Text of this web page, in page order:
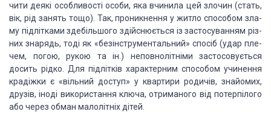
чити деякі особливості особи, яка вчинила цей злочин (стать,
вік, рід занять тощо). Так, проникнення у житло способом зла­
му підлітками здебільшого здійснюється із застосуванням різ­
них знарядь, тоді як «безінструментальний» спосіб (удар пле­
чем, погою, рукою та ін.) неповнолітніми застосовується
досить рідко.
Для підлітків характерним способом учинення
крадіжки є «вільний доступ» у квартири родичів, знайомих,
друзів, іноді використання ключа, отриманого від потерпілого
або через обман малолітніх дітей.